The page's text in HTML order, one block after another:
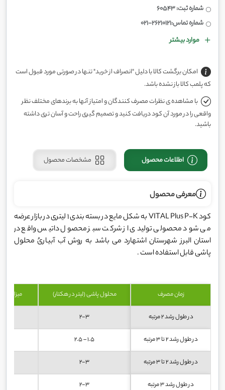
شماره ثبت: 60543
شماره تماس:26210121-021
موارد بیشتر
امکان برگشت کالا با دلیل "انصراف از خرید" تنها در صورتی مورد قبول است
که پلمب کالا باز نشده باشد.
با مشاهده ی نظرات مصرف کنندگان و امتیاز آنها به برندهای مختلف نظر
واقعی را در مورد آن کود دریافت کنید و تصمیم گیری راحت و آسان تری داشته
باشید.
اطلاعات محصول مشخصات محصول
معرفی محصول
کود VITAL Plus P-K به شکل مایع در بسته بندی 1 لیتری در بازار عرضه
می شود محصولی تولیدی از شرکت سبز محصول داتیس واقع در
استان البرز شهرستان اشتهارد می باشد به روش آب آبیاریُ محلول
پاشی قابل استفاده است .
زمان مصرف محلول پاشی (لیتر در هکتار) میزان
در طول رشد 2 مرتبه 2-3
در طول رشد 2 تا 3 مرتبه 1.5 – 2.5
در طول رشد 2 تا 3 مرتبه 2-3
در طول رشد 3 مرتبه 2-3